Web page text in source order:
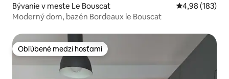
Bývanie v meste Le Bouscat Priemerné
4,98 (183)
Moderný dom, bazén Bordeaux le Bouscat
Obľúbené medzi hosťami
Obľúbené medzi hosťami